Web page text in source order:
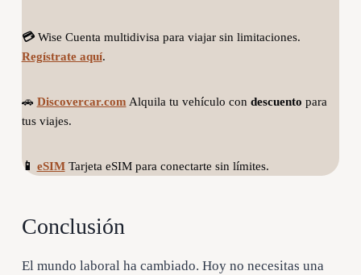
💳 Wise Cuenta multidivisa para viajar sin limitaciones.
Regístrate aquí.
🚗 Discovercar.com Alquila tu vehículo con descuento para
tus viajes.
📱 eSIMTarjeta eSIM para conectarte sin límites.
Conclusión
El mundo laboral ha cambiado. Hoy no necesitas una